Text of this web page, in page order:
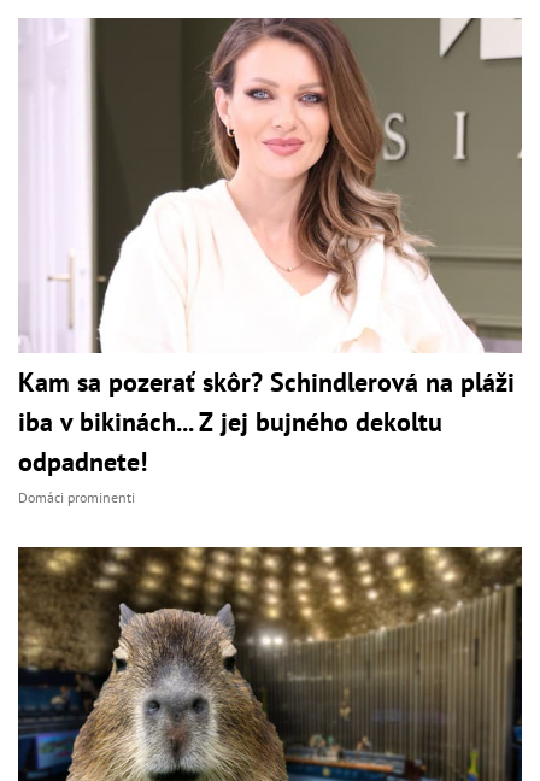
Kam sa pozerať skôr? Schindlerová na pláži
iba v bikinách... Z jej bujného dekoltu
odpadnete!
Domáci prominenti